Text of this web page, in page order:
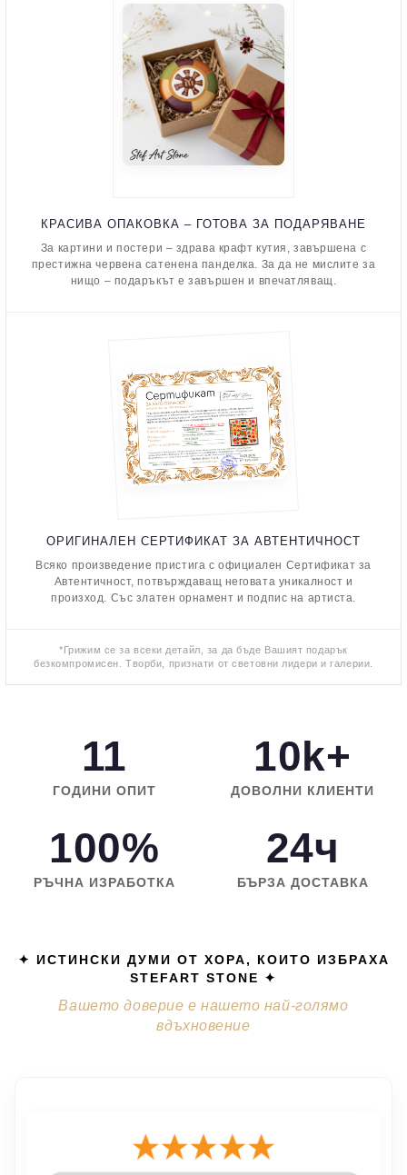
КРАСИВА ОПАКОВКА – ГОТОВА ЗА ПОДАРЯВАНЕ
За картини и постери – здрава крафт кутия, завършена с
престижна червена сатенена панделка. За да не мислите за
нищо – подаръкът е завършен и впечатляващ.
ОРИГИНАЛЕН СЕРТИФИКАТ ЗА АВТЕНТИЧНОСТ
Всяко произведение пристига с официален Сертификат за
Автентичност, потвърждаващ неговата уникалност и
произход. Със златен орнамент и подпис на артиста.
*Грижим се за всеки детайл, за да бъде Вашият подарък
безкомпромисен. Творби, признати от световни лидери и галерии.
11
ГОДИНИ ОПИТ
10k+
ДОВОЛНИ КЛИЕНТИ
100%
РЪЧНА ИЗРАБОТКА
24ч
БЪРЗА ДОСТАВКА
✦ ИСТИНСКИ ДУМИ ОТ ХОРА, КОИТО ИЗБРАХА
STEFART STONE ✦
Вашето доверие е нашето най-голямо
вдъхновение